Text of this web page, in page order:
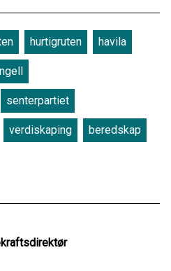
hurtigruten havila
senterpartiet
verdiskaping beredskap